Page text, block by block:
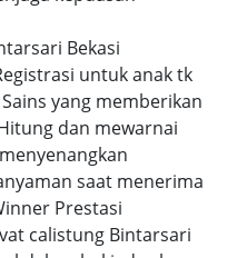
Bekasi
untuk anak tk
yang memberikan
dan mewarnai
saat menerima
Prestasi
calistung Bintarsari